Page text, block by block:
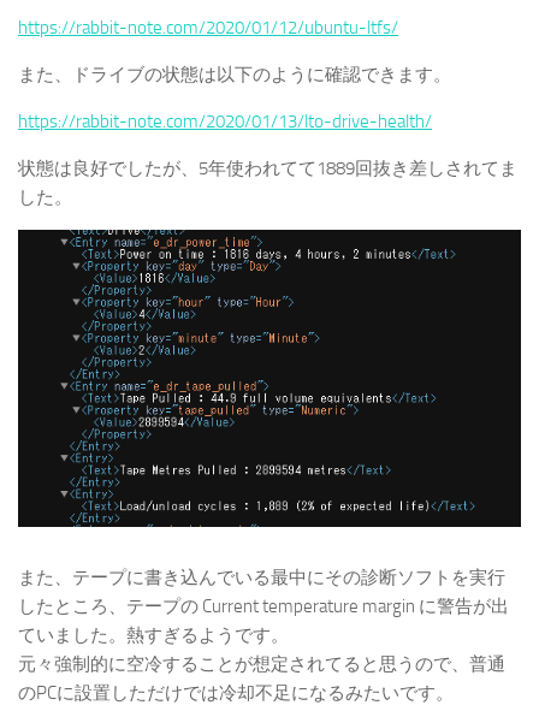
https://rabbit-note.com/2020/01/12/ubuntu-ltfs/
また、ドライブの状態は以下のように確認できます。
https://rabbit-note.com/2020/01/13/lto-drive-health/
状態は良好でしたが、5年使われてて1889回抜き差しされてま
した。
また、テープに書き込んでいる最中にその診断ソフトを実行
したところ、テープの Current temperature margin に警告が出
ていました。熱すぎるようです。
元々強制的に空冷することが想定されてると思うので、普通
のPCに設置しただけでは冷却不足になるみたいです。